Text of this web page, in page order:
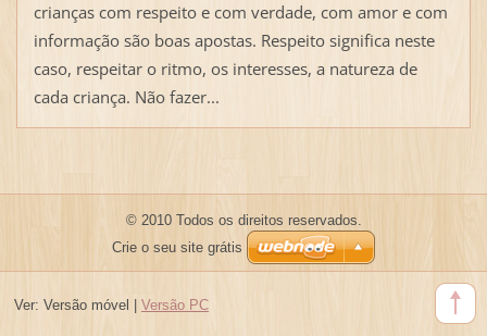
crianças com respeito e com verdade, com amor e com
informação são boas apostas. Respeito significa neste
caso, respeitar o ritmo, os interesses, a natureza de
cada criança. Não fazer...
© 2010 Todos os direitos reservados.
Crie o seu site grátis
Ver: Versão móvel | Versão PC